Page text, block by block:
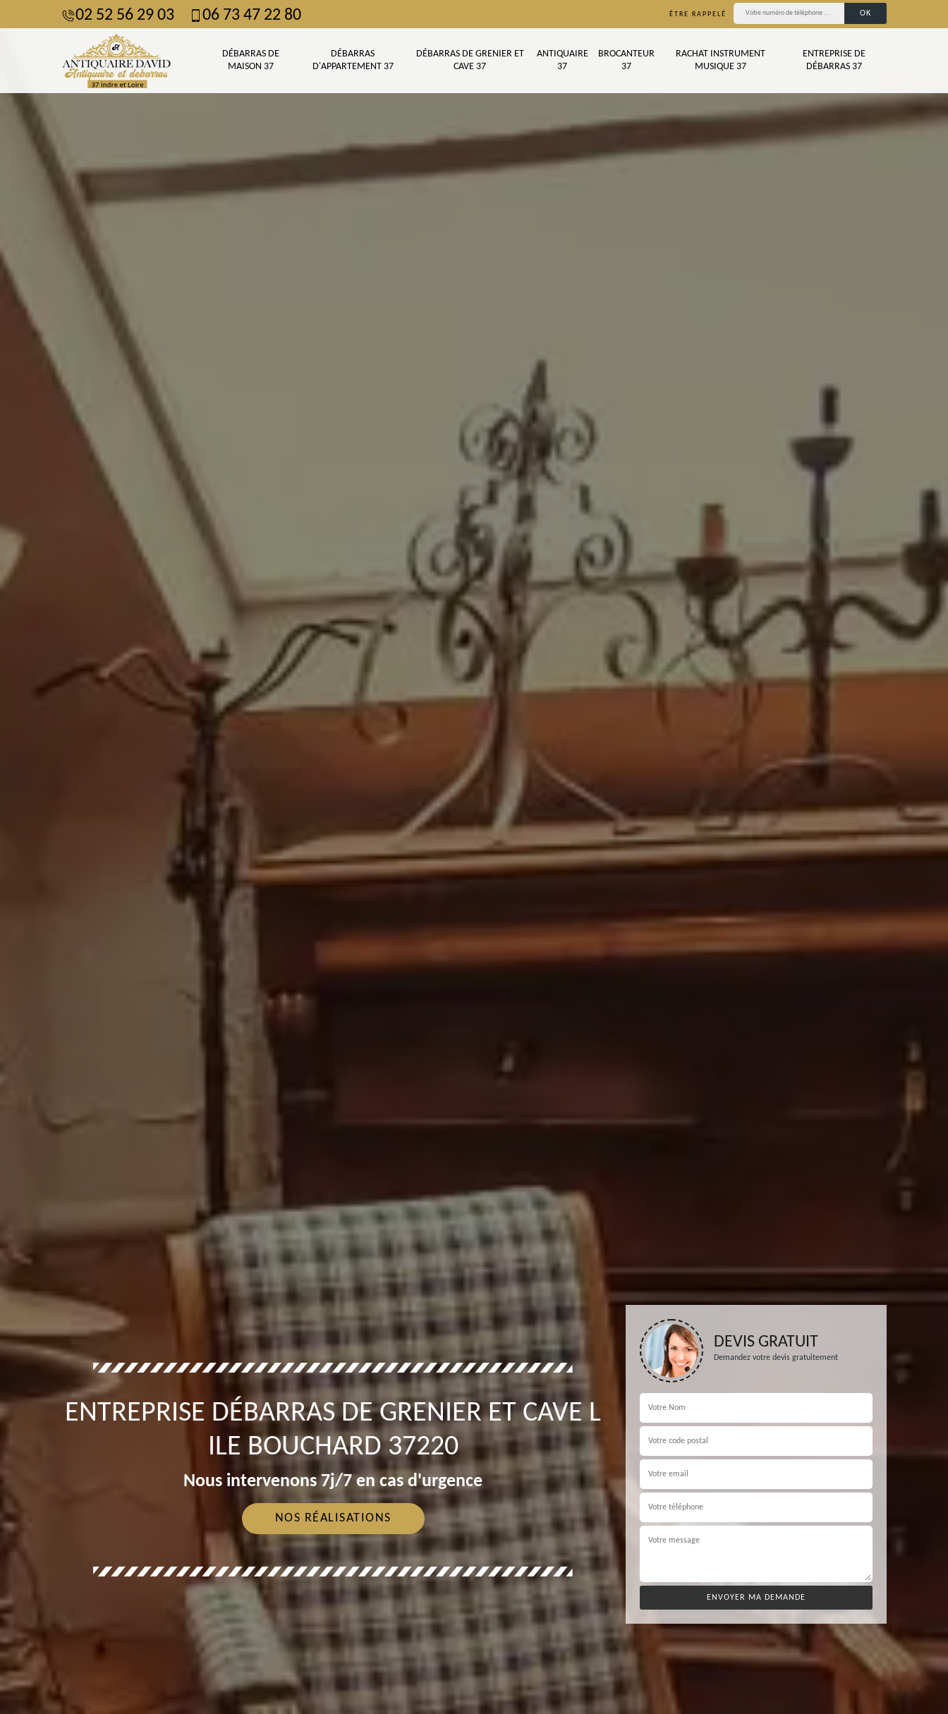
02 52 56 29 03 06 73 47 22 80 ÊTRE RAPPELÉ
DÉBARRAS DE
MAISON 37
DÉBARRAS
D'APPARTEMENT 37
DÉBARRAS DE GRENIER ET
CAVE 37
ANTIQUAIRE
37
BROCANTEUR
37
RACHAT INSTRUMENT
MUSIQUE 37
ENTREPRISE DE
DÉBARRAS 37
ENTREPRISE DÉBARRAS DE GRENIER ET CAVE L
ILE BOUCHARD 37220
Nous intervenons 7j/7 en cas d'urgence
NOS RÉALISATIONS
DEVIS GRATUIT
Demandez votre devis gratuitement